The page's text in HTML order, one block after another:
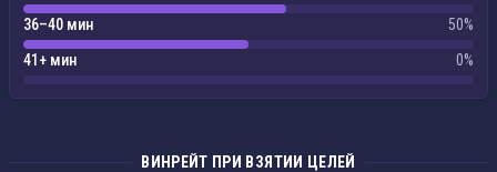
36–40 мин
50%
41+ мин
0%
ВИНРЕЙТ ПРИ ВЗЯТИИ ЦЕЛЕЙ